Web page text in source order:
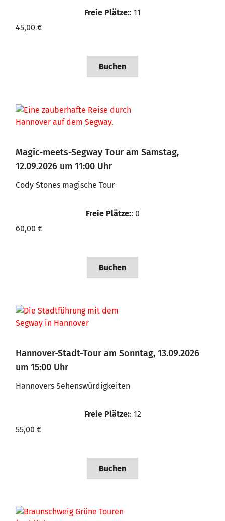
Freie Plätze:: 11
45,00 €
Buchen
Magic-meets-Segway Tour am Samstag,
12.09.2026 um 11:00 Uhr
Cody Stones magische Tour
Freie Plätze:: 0
60,00 €
Buchen
Hannover-Stadt-Tour am Sonntag, 13.09.2026
um 15:00 Uhr
Hannovers Sehenswürdigkeiten
Freie Plätze:: 12
55,00 €
Buchen